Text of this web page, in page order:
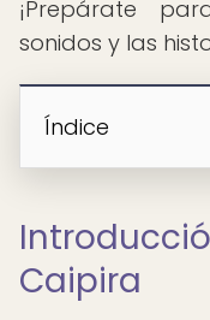
¡Prepárate
sonidos y las
Índice
Caipira